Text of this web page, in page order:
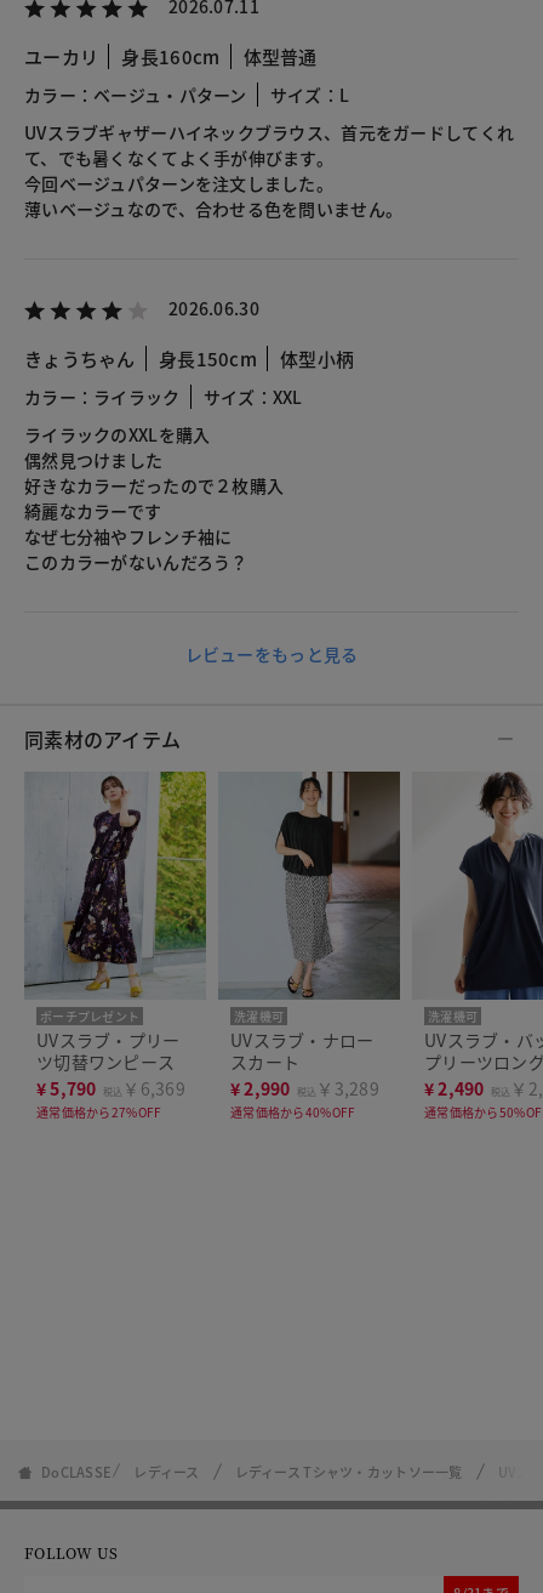
2026.07.11
ユーカリ 身長160cm 体型普通
カラー：ベージュ・パターン
サイズ：L
UVスラブギャザーハイネックブラウス、首元をガードしてくれ
て、でも暑くなくてよく手が伸びます。
今回ベージュパターンを注文しました。
薄いベージュなので、合わせる色を問いません。
2026.06.30
きょうちゃん 身長150cm 体型小柄
カラー：ライラック
サイズ：XXL
ライラックのXXLを購入
偶然見つけました
好きなカラーだったので２枚購入
綺麗なカラーです
なぜ七分袖やフレンチ袖に
このカラーがないんだろう？
レビューをもっと見る
同素材のアイテム
ポーチプレゼント
洗濯機可
人気商品
UVスラブ・プリー
ツ切替ワンピース
¥5,790 税込 ￥6,369
通常価格から27%OFF
洗濯機可
UVスラブ・ナロー
スカート
¥2,990 税込 ￥3,289
通常価格から40%OFF
洗濯機可
UVスラブ・バ
プリーツロン
プス
¥2,490 税込 ￥
通常価格から
DoCLASSE レディース レディース Tシャツ・カットソー一覧 UVス
FOLLOW US